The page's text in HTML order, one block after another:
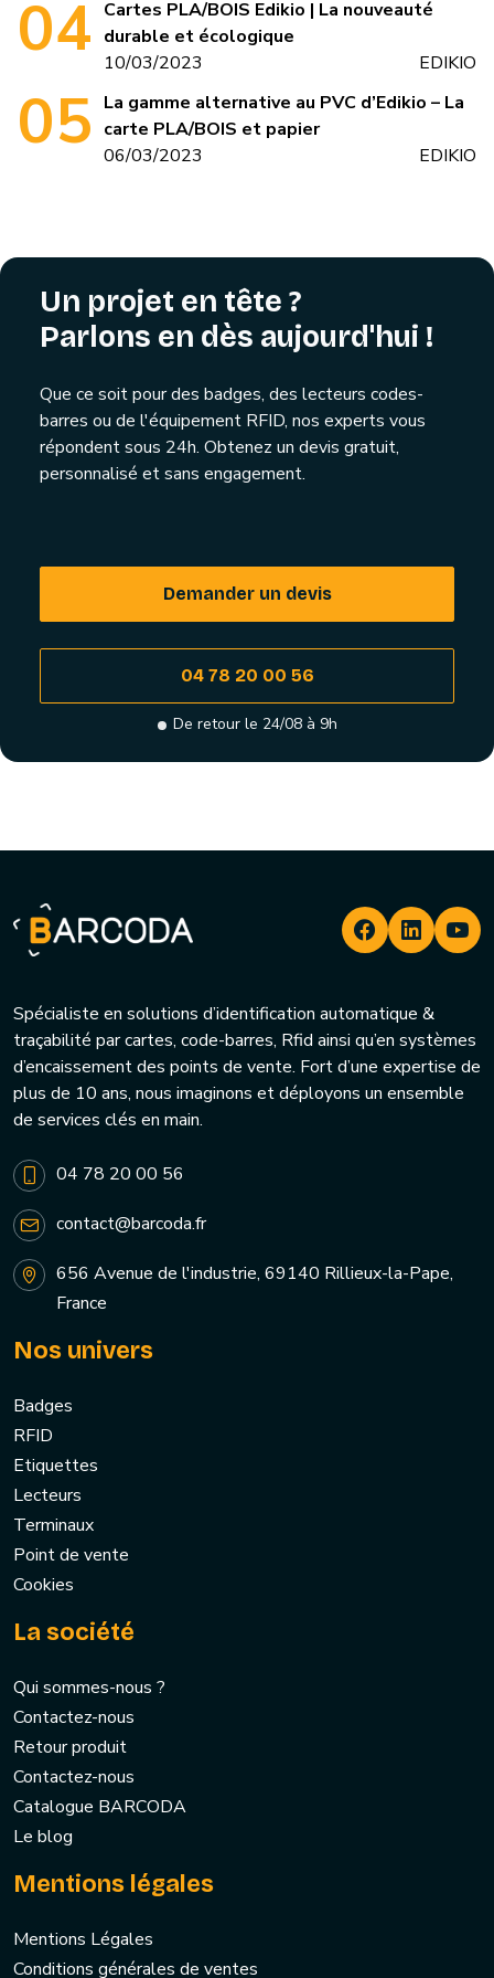
Cartes PLA/BOIS Edikio | La nouveauté
durable et écologique
10/03/2023
EDIKIO
La gamme alternative au PVC d’Edikio – La
carte PLA/BOIS et papier
06/03/2023
EDIKIO
Un projet en tête ?
Parlons en dès aujourd'hui !
Que ce soit pour des badges, des lecteurs codes-
barres ou de l'équipement RFID, nos experts vous
répondent sous 24h. Obtenez un devis gratuit,
personnalisé et sans engagement.
Demander un devis
04 78 20 00 56
De retour le 24/08 à 9h
Spécialiste en solutions d’identification automatique &
traçabilité par cartes, code-barres, Rfid ainsi qu’en systèmes
d’encaissement des points de vente. Fort d’une expertise de
plus de 10 ans, nous imaginons et déployons un ensemble
de services clés en main.
04 78 20 00 56
contact@barcoda.fr
656 Avenue de l'industrie, 69140 Rillieux-la-Pape,
France
Nos univers
Badges
RFID
Etiquettes
Lecteurs
Terminaux
Point de vente
Cookies
La société
Qui sommes-nous ?
Contactez-nous
Retour produit
Contactez-nous
Catalogue BARCODA
Le blog
Mentions légales
Mentions Légales
Conditions générales de ventes